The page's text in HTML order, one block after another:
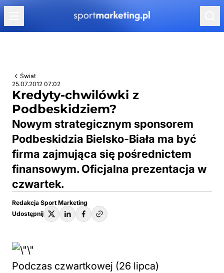
Przejdź do treści
Świat
25.07.2012 07:02
Kredyty-chwilówki z
Podbeskidziem?
Nowym strategicznym sponsorem
Podbeskidzia Bielsko-Biała ma być
firma zajmująca się pośrednictem
finansowym. Oficjalna prezentacja w
czwartek.
Redakcja Sport Marketing
Udostępnij
Podczas czwartkowej (26 lipca)